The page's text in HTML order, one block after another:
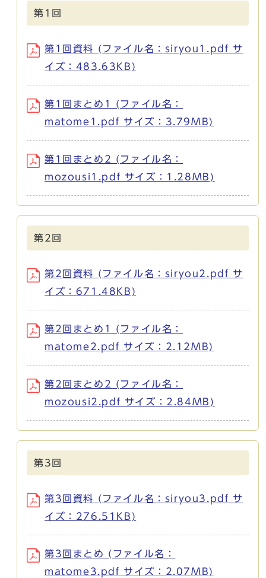
第1回
第1回資料 (ファイル名：siryou1.pdf サ
イズ：483.63KB)
第1回まとめ1 (ファイル名：
matome1.pdf サイズ：3.79MB)
第1回まとめ2 (ファイル名：
mozousi1.pdf サイズ：1.28MB)
第2回
第2回資料 (ファイル名：siryou2.pdf サ
イズ：671.48KB)
第2回まとめ1 (ファイル名：
matome2.pdf サイズ：2.12MB)
第2回まとめ2 (ファイル名：
mozousi2.pdf サイズ：2.84MB)
第3回
第3回資料 (ファイル名：siryou3.pdf サ
イズ：276.51KB)
第3回まとめ (ファイル名：
matome3.pdf サイズ：2.07MB)